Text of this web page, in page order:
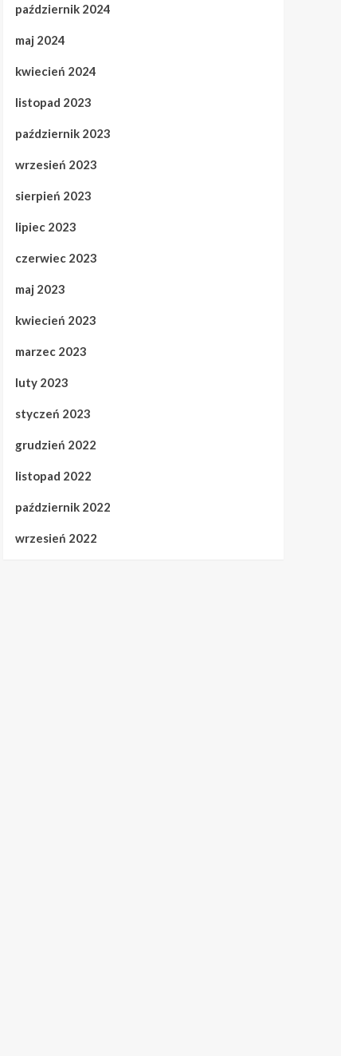
październik 2024
maj 2024
kwiecień 2024
listopad 2023
październik 2023
wrzesień 2023
sierpień 2023
lipiec 2023
czerwiec 2023
maj 2023
kwiecień 2023
marzec 2023
luty 2023
styczeń 2023
grudzień 2022
listopad 2022
październik 2022
wrzesień 2022